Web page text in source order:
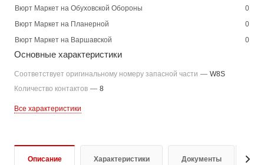
Вюрт Маркет на Обуховской Обороны
0
Вюрт Маркет на Планерной
0
Вюрт Маркет на Варшавской
0
Основные характеристики
Соответствует оригинальному номеру запасной части — W8S
Количество контактов — 8
Все характеристики
Описание Характеристики Документы